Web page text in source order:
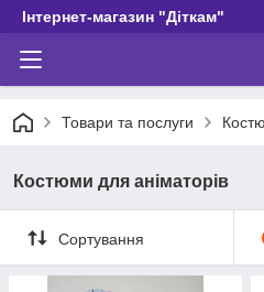
Інтернет-магазин "Діткам"
Товари та послуги
Костюми для аніматорів
Сортування